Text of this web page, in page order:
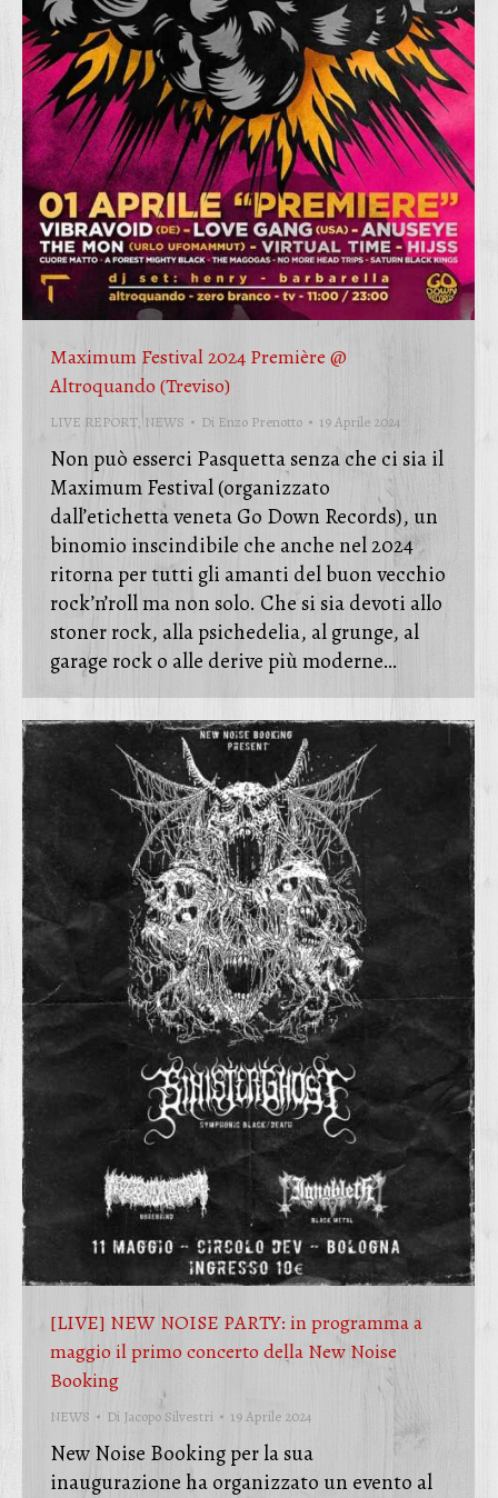
Maximum Festival 2024 Première @
Altroquando (Treviso)
LIVE REPORT,NEWS Di Enzo Prenotto 19 Aprile 2024
Non può esserci Pasquetta senza che ci sia il
Maximum Festival (organizzato
dall’etichetta veneta Go Down Records), un
binomio inscindibile che anche nel 2024
ritorna per tutti gli amanti del buon vecchio
rock’n’roll ma non solo. Che si sia devoti allo
stoner rock, alla psichedelia, al grunge, al
garage rock o alle derive più moderne…
[LIVE] NEW NOISE PARTY: in programma a
maggio il primo concerto della New Noise
Booking
NEWS Di Jacopo Silvestri 19 Aprile 2024
New Noise Booking per la sua
inaugurazione ha organizzato un evento al